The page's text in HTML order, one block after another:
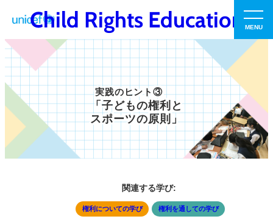
Child Rights Education
実践のヒント③
「子どもの権利と
スポーツの原則」
関連する学び:
権利についての学び 権利を通しての学び